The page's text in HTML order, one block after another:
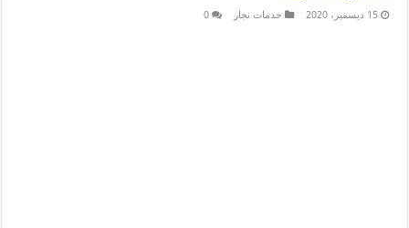
15 ديسمبر، 2020 خدمات نجار 0